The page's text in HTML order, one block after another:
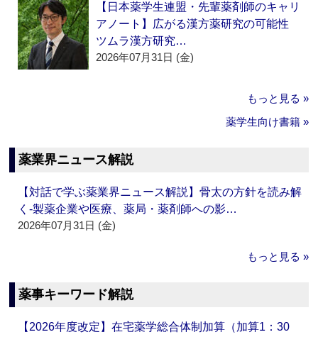
【日本薬学生連盟・先輩薬剤師のキャリ
アノート】広がる漢方薬研究の可能性
ツムラ漢方研究…
2026年07月31日 (金)
もっと見る »
薬学生向け書籍 »
薬業界ニュース解説
【対話で学ぶ薬業界ニュース解説】骨太の方針を読み解
く‐製薬企業や医療、薬局・薬剤師への影…
2026年07月31日 (金)
もっと見る »
薬事キーワード解説
【2026年度改定】在宅薬学総合体制加算（加算1：30